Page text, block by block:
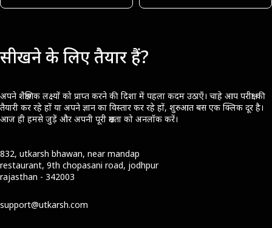
सीखने के लिए तैयार हैं?
अपने शैक्षणिक लक्ष्यों को प्राप्त करने की दिशा में पहला कदम उठाएँ। चाहे आप परीक्षा की
तैयारी कर रहे हों या अपने ज्ञान का विस्तार कर रहे हों, शुरुआत बस एक क्लिक दूर है।
आज ही हमसे जुड़ें और अपनी पूरी क्षमता को अनलॉक करें।
832, utkarsh bhawan, near mandap
restaurant, 9th chopasani road, jodhpur
rajasthan - 342003
support@utkarsh.com